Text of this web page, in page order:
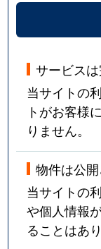
サービス
当サイトの
トがお客様
りません。
物件は公
当サイトの
や個人情報
ることはあ